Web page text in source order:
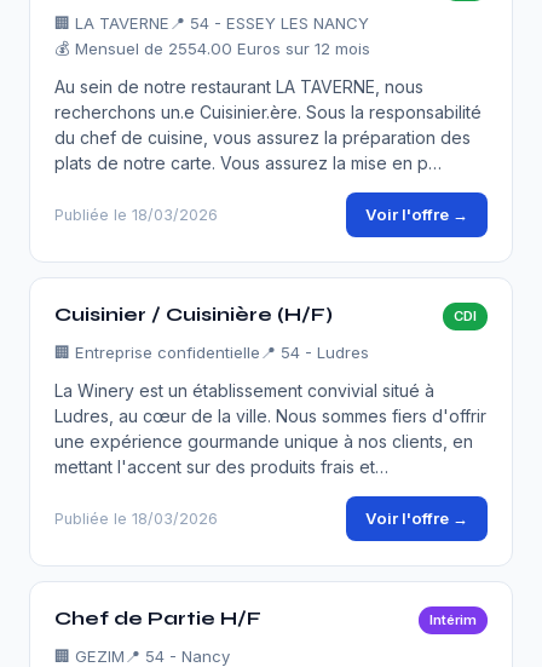
🏢 LA TAVERNE 📍 54 - ESSEY LES NANCY
💰 Mensuel de 2554.00 Euros sur 12 mois
Au sein de notre restaurant LA TAVERNE, nous
recherchons un.e Cuisinier.ère. Sous la responsabilité
du chef de cuisine, vous assurez la préparation des
plats de notre carte. Vous assurez la mise en p…
Publiée le 18/03/2026 Voir l'offre →
Cuisinier / Cuisinière (H/F) CDI
🏢 Entreprise confidentielle 📍 54 - Ludres
La Winery est un établissement convivial situé à
Ludres, au cœur de la ville. Nous sommes fiers d'offrir
une expérience gourmande unique à nos clients, en
mettant l'accent sur des produits frais et…
Publiée le 18/03/2026 Voir l'offre →
Chef de Partie H/F Intérim
🏢 GEZIM 📍 54 - Nancy